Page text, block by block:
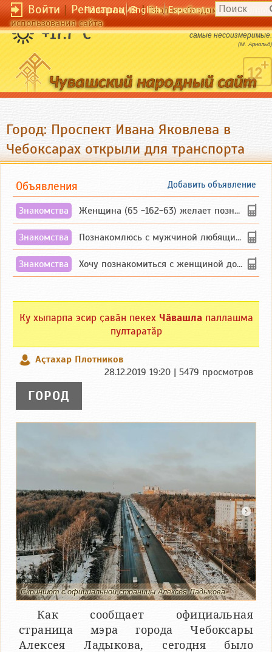
Войти|Регистрация|Вход необходим для
использования сайта
Чӑвашла English Esperanto
+17.7 °C
Человека всегда будут привлекать идеи
самые несоизмеримые.
(М. Арнольд)
Город: Проспект Ивана Яковлева в
Чебоксарах открыли для транспорта
Добавить объявление
Объявления
Знакомства Женщина (65 -162-63) желает познакомиться с одиноким, добродушным, без вредных ...
Знакомства Познакомлюсь с мужчиной любящим танцевать и петь на родном чувашском языке
Знакомства Хочу познакомиться с женщиной до 55 лет чувашской или русской национальности дл...
Ку хыпарпа эсир ҫавӑн пекех Чӑвашла паллашма
пултаратӑр
Аçтахар Плотников
28.12.2019 19:20 | 5479 просмотров
ГОРОД
Скриншот с официальной страницы Алексея Ладыкова
Как сообщает официальная
страница мэра города Чебоксары
Алексея Ладыкова, сегодня было